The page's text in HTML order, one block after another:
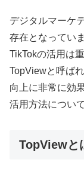
デジタルマーケ
存在となってい
TikTokの活用は
TopViewと呼ば
向上に非常に効
活用方法につい
TopViewと